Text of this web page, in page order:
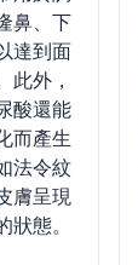
鼻、下
達到面
此外，
酸還能
而產生
法令紋
膚呈現
態。